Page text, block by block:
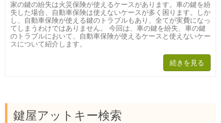
家の鍵の紛失は火災保険が使えるケースがあります。車の鍵を紛
失した場合、自動車保険は使えないケースが多く困ります。しか
し、自動車保険が使える鍵のトラブルもあり、全てが実費になっ
てしまうわけではありません。 今回は、車の鍵を紛失、車の鍵
のトラブルにおいて、自動車保険が使えるケースと使えないケー
スについて紹介します。
続きを見る
鍵屋アットキー検索